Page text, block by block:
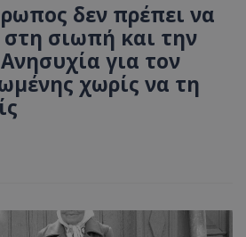
δεν πρέπει να
στη σιωπή και την
για τον
χωρίς να τη